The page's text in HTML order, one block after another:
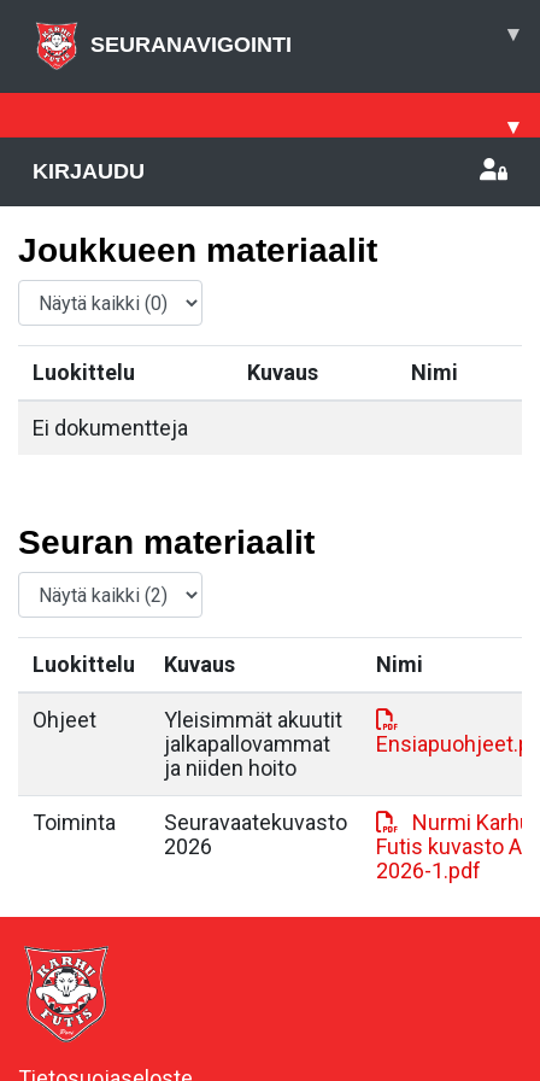
SEURANAVIGOINTI ▾
▾
KIRJAUDU
Joukkueen materiaalit
Luokittelu Kuvaus Nimi
Ei dokumentteja
Seuran materiaalit
Luokittelu Kuvaus Nimi
Ohjeet
Yleisimmät akuutit
jalkapallovammat
ja niiden hoito
Toiminta
Seuravaatekuvasto
2026
Nurmi Karhu-
Futis kuvasto A4
2026-1.pdf